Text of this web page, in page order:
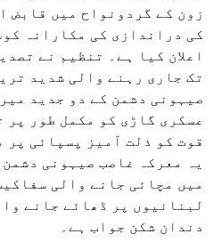
زون کے گردونواح میں قابض
کی دراندازی کی مکارانہ
اعلان کیا ہے۔ تنظیم نے
تک جاری رہنے والی شدید
صیہونی دشمن کے دو جدید
عسکری گاڑی کو مکمل طور پر
قوت کو ذلت آمیز پسپائی پر
یہ معرکہ غاصب صیہونی
میں مچائی جانے والی
لبنانیوں پر ڈھائے جانے
دندان شکن جواب ہے۔